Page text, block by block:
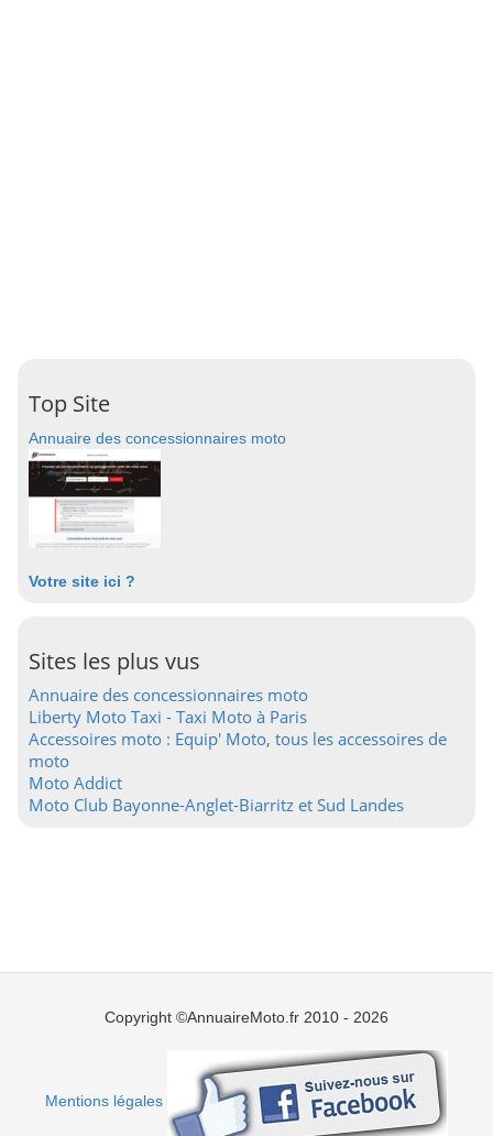
Top Site
Annuaire des concessionnaires moto
Votre site ici ?
Sites les plus vus
Annuaire des concessionnaires moto
Liberty Moto Taxi - Taxi Moto à Paris
Accessoires moto : Equip' Moto, tous les accessoires de
moto
Moto Addict
Moto Club Bayonne-Anglet-Biarritz et Sud Landes
Copyright ©AnnuaireMoto.fr 2010 - 2026
Mentions légales